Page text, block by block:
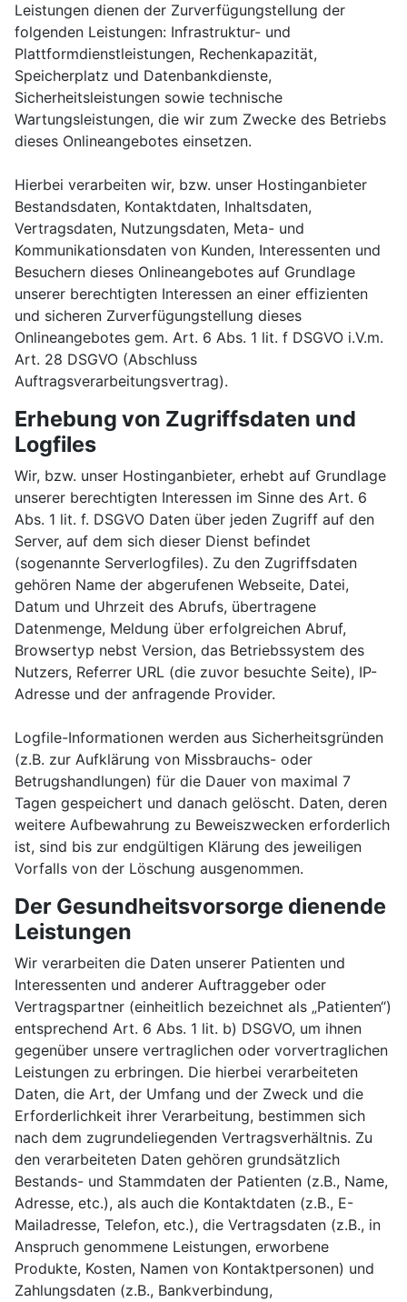
Leistungen dienen der Zurverfügungstellung der
folgenden Leistungen: Infrastruktur- und
Plattformdienstleistungen, Rechenkapazität,
Speicherplatz und Datenbankdienste,
Sicherheitsleistungen sowie technische
Wartungsleistungen, die wir zum Zwecke des Betriebs
dieses Onlineangebotes einsetzen.
Hierbei verarbeiten wir, bzw. unser Hostinganbieter
Bestandsdaten, Kontaktdaten, Inhaltsdaten,
Vertragsdaten, Nutzungsdaten, Meta- und
Kommunikationsdaten von Kunden, Interessenten und
Besuchern dieses Onlineangebotes auf Grundlage
unserer berechtigten Interessen an einer effizienten
und sicheren Zurverfügungstellung dieses
Onlineangebotes gem. Art. 6 Abs. 1 lit. f DSGVO i.V.m.
Art. 28 DSGVO (Abschluss
Auftragsverarbeitungsvertrag).
Erhebung von Zugriffsdaten und
Logfiles
Wir, bzw. unser Hostinganbieter, erhebt auf Grundlage
unserer berechtigten Interessen im Sinne des Art. 6
Abs. 1 lit. f. DSGVO Daten über jeden Zugriff auf den
Server, auf dem sich dieser Dienst befindet
(sogenannte Serverlogfiles). Zu den Zugriffsdaten
gehören Name der abgerufenen Webseite, Datei,
Datum und Uhrzeit des Abrufs, übertragene
Datenmenge, Meldung über erfolgreichen Abruf,
Browsertyp nebst Version, das Betriebssystem des
Nutzers, Referrer URL (die zuvor besuchte Seite), IP-
Adresse und der anfragende Provider.
Logfile-Informationen werden aus Sicherheitsgründen
(z.B. zur Aufklärung von Missbrauchs- oder
Betrugshandlungen) für die Dauer von maximal 7
Tagen gespeichert und danach gelöscht. Daten, deren
weitere Aufbewahrung zu Beweiszwecken erforderlich
ist, sind bis zur endgültigen Klärung des jeweiligen
Vorfalls von der Löschung ausgenommen.
Der Gesundheitsvorsorge dienende
Leistungen
Wir verarbeiten die Daten unserer Patienten und
Interessenten und anderer Auftraggeber oder
Vertragspartner (einheitlich bezeichnet als „Patienten“)
entsprechend Art. 6 Abs. 1 lit. b) DSGVO, um ihnen
gegenüber unsere vertraglichen oder vorvertraglichen
Leistungen zu erbringen. Die hierbei verarbeiteten
Daten, die Art, der Umfang und der Zweck und die
Erforderlichkeit ihrer Verarbeitung, bestimmen sich
nach dem zugrundeliegenden Vertragsverhältnis. Zu
den verarbeiteten Daten gehören grundsätzlich
Bestands- und Stammdaten der Patienten (z.B., Name,
Adresse, etc.), als auch die Kontaktdaten (z.B., E-
Mailadresse, Telefon, etc.), die Vertragsdaten (z.B., in
Anspruch genommene Leistungen, erworbene
Produkte, Kosten, Namen von Kontaktpersonen) und
Zahlungsdaten (z.B., Bankverbindung,